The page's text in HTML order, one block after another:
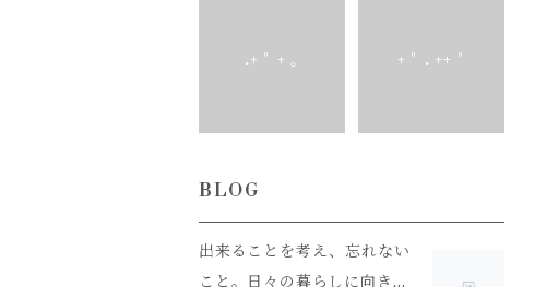
.+ ﾟ + ｡ + ﾟ . ++ ﾟ
BLOG
出来ることを考え、忘れない
こと。日々の暮らしに向き合